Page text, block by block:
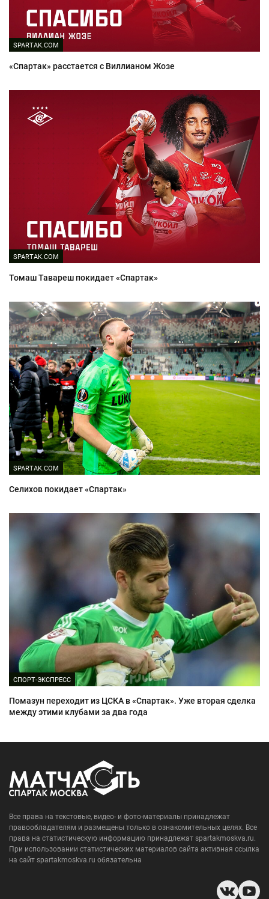
SPARTAK.COM
«Спартак» расстается с Виллианом Жозе
SPARTAK.COM
Томаш Тавареш покидает «Спартак»
SPARTAK.COM
Селихов покидает «Спартак»
СПОРТ-ЭКСПРЕСС
Помазун переходит из ЦСКА в «Спартак». Уже вторая сделка
между этими клубами за два года
Все права на текстовые, видео- и фото-материалы принадлежат
правообладателям и размещены только в ознакомительных целях. Все
права на статистическую информацию принадлежат spartakmoskva.ru.
При использовании статистических материалов сайта активная ссылка
на сайт spartakmoskva.ru обязательна